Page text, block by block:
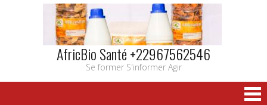
AfricBio Santé +22967562546
Se former S'informer Agir